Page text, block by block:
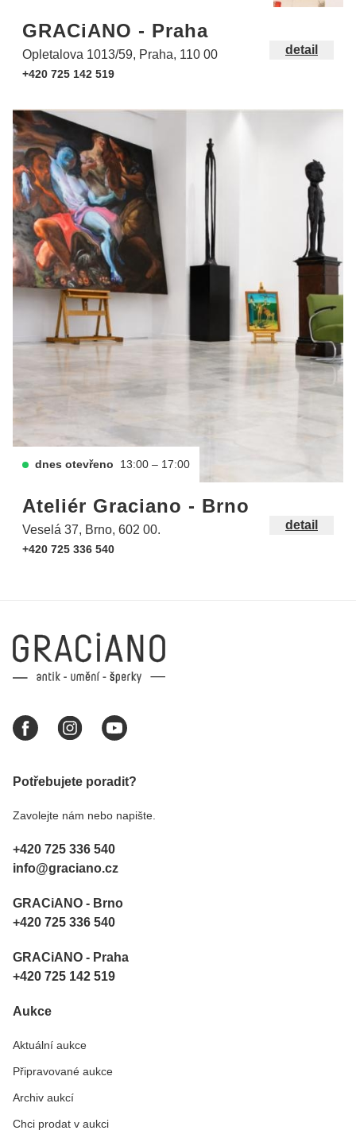
GRACiANO - Praha
Opletalova 1013/59, Praha, 110 00
+420 725 142 519
detail
dnes otevřeno 13:00 – 17:00
Ateliér Graciano - Brno
Veselá 37, Brno, 602 00.
+420 725 336 540
detail
Potřebujete poradit?
Zavolejte nám nebo napište.
+420 725 336 540
info@graciano.cz
GRACiANO - Brno
+420 725 336 540
GRACiANO - Praha
+420 725 142 519
Aukce
Aktuální aukce
Připravované aukce
Archiv aukcí
Chci prodat v aukci